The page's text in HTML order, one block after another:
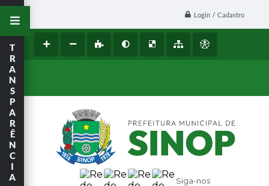
Login / Cadastro
Siga-nos
T
R
A
N
S
P
A
R
Ê
N
C
I
A